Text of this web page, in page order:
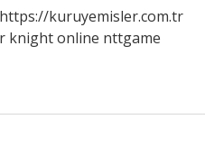
https://kuruyemisler.com.tr
knight online nttgame